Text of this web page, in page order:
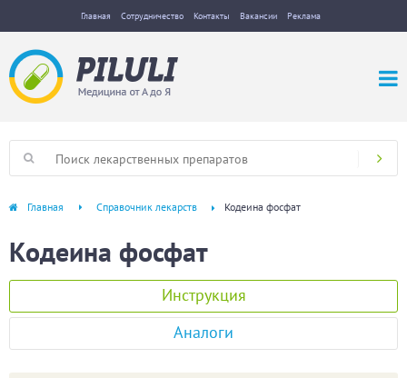
Главная Сотрудничество Контакты Вакансии Реклама
Главная Справочник лекарств Кодеина фосфат
Кодеина фосфат
Инструкция
Аналоги